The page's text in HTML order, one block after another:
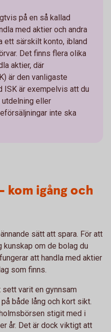
på en så kallad
med aktier och andra
ett särskilt konto, ibland
Det finns flera olika
aktier, där
är den vanligaste
ISK är exempelvis att du
utdelning eller
inte ska
kom igång och
sätt att spara. För att
om de bolag du
att handla med aktier
som finns.
varit en gynnsam
både lång och kort sikt.
stigit med i
år. Det är dock viktigt att